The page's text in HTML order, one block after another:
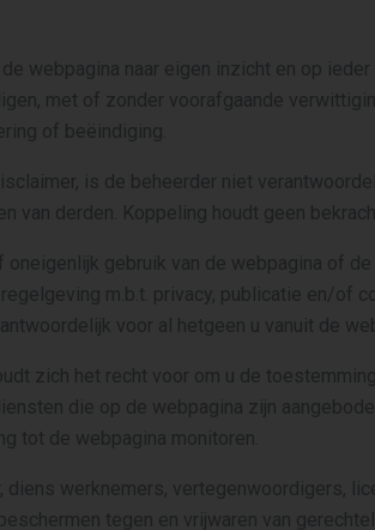
webpagina naar eigen inzicht en op
met of zonder voorafgaande
of beëindiging.
is de beheerder niet
van derden. Koppeling houdt geen
oneigenlijk gebruik van de webpagina of
m.b.t. privacy, publicatie en/of
voor al hetgeen u vanuit de
zich het recht voor om u de
die op de webpagina zijn
tot de webpagina monitoren.
diens werknemers, vertegenwoordigers,
tegen en vrijwaren van